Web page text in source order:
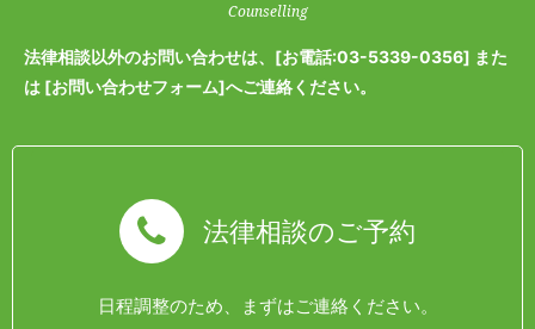
Counselling
法律相談以外のお問い合わせは、[お電話:03-5339-0356] また
は [お問い合わせフォーム]へご連絡ください。
法律相談のご予約
日程調整のため、まずはご連絡ください。